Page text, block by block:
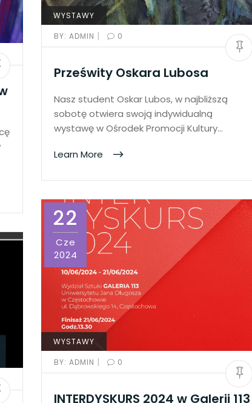
WYSTAWY
BY: ADMIN | 0
Prześwity Oskara Lubosa
Nasz student Oskar Lubos, w najbliższą
sobotę otwiera swoją indywidualną
wystawę w Ośrodek Promocji Kultury…
Learn More
22
Cze
2024
WYSTAWY
BY: ADMIN | 0
INTERDYSKURS 2024 w Galerii 113